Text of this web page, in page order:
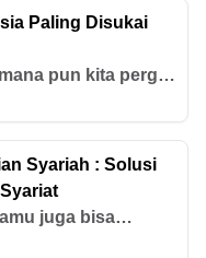
di artikel
Paling Disukai
pun kita pergi,
bisa dibohongi.
sudah
yang
dan kaya akan
jika turis asing
langsung
Syariah : Solusi
juga bisa